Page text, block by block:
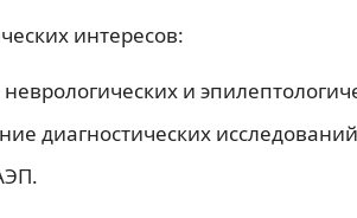
интересов:
и
диагностических